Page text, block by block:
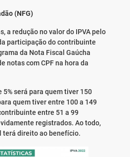
(NFG)
a redução no valor do IPVA pelo
participação do contribuinte
da Nota Fiscal Gaúcha
notas com CPF na hora da
5% será para quem tiver 150
quem tiver entre 100 a 149
entre 51 a 99
registrados. Ao todo,
terá direito ao benefício.